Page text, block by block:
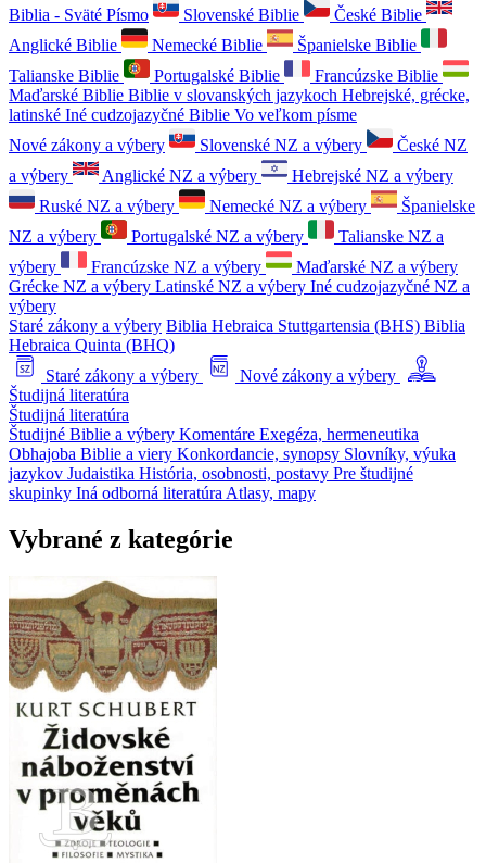
Biblia - Sväté Písmo
Slovenské Biblie
České Biblie
Anglické Biblie
Nemecké Biblie
Španielske Biblie
Talianske Biblie
Portugalské Biblie
Francúzske Biblie
Maďarské Biblie Biblie v slovanských jazykoch Hebrejské, grécke,
latinské Iné cudzojazyčné Biblie Vo veľkom písme
Nové zákony a výbery
Slovenské NZ a výbery
České NZ
a výbery
Anglické NZ a výbery
Hebrejské NZ a výbery
Ruské NZ a výbery
Nemecké NZ a výbery
Španielske
NZ a výbery
Portugalské NZ a výbery
Talianske NZ a
výbery
Francúzske NZ a výbery
Maďarské NZ a výbery
Grécke NZ a výbery Latinské NZ a výbery Iné cudzojazyčné NZ a
výbery
Staré zákony a výbery Biblia Hebraica Stuttgartensia (BHS) Biblia
Hebraica Quinta (BHQ)
Staré zákony a výbery
Nové zákony a výbery
Študijná literatúra
Študijná literatúra
Študijné Biblie a výbery Komentáre Exegéza, hermeneutika
Obhajoba Biblie a viery Konkordancie, synopsy Slovníky, výuka
jazykov Judaistika História, osobnosti, postavy Pre študijné
skupinky Iná odborná literatúra Atlasy, mapy
Vybrané z kategórie